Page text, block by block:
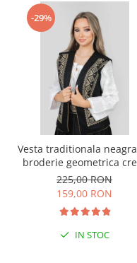
-29%
Vesta traditionala
broderie geometrica
Flavia
225,00 RON
159,00 RON
IN STOC